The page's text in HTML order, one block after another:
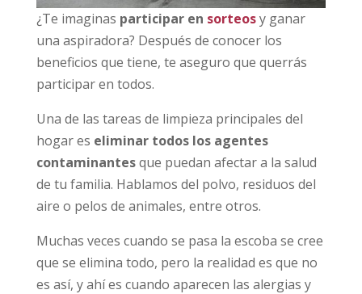
¿Te imaginas participar en sorteosy ganar
una aspiradora? Después de conocer los
beneficios que tiene, te aseguro que querrás
participar en todos.
Una de las tareas de limpieza principales del
hogar es eliminar todos los agentes
contaminantesque puedan afectar a la salud
de tu familia. Hablamos del polvo, residuos del
aire o pelos de animales, entre otros.
Muchas veces cuando se pasa la escoba se cree
que se elimina todo, pero la realidad es que no
es así, y ahí es cuando aparecen las alergias y